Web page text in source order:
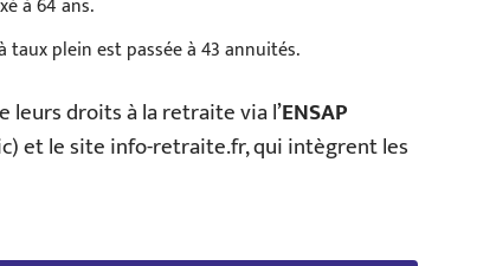
à 64 ans.
plein est passée à 43 annuités.
leurs droits à la retraite via l’ENSAP
et le site info-retraite.fr, qui intègrent les